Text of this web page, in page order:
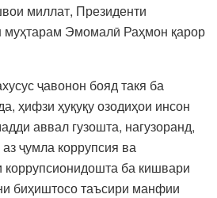
миллат, Президенти
муҳтарам Эмомалӣ Раҳмон қарор
ҷавонон бояд такя ба
ҳифзи ҳуқуқу озодиҳои инсон
аввал гузошта, нагузоранд,
ҷумла коррупсия ва
коррупсионидошта ба кишвари
биҳиштосо таъсири манфии